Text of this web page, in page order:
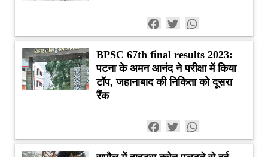
Facebook
Twitter
BPSC 67th final results 2023:
पटना के अमन आनंद ने परीक्षा में किया
टॉप, जहानाबाद की निकिता को दूसरा
रैंक
Facebook
Twitter